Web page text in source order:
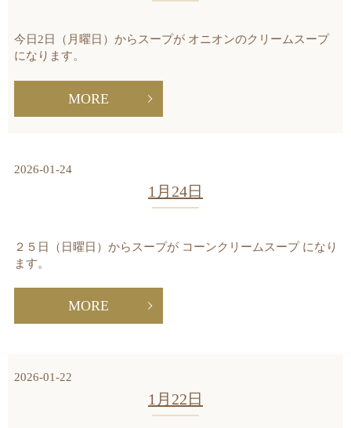
今日2日（月曜日）からスープが オニオンのクリームスープ
になります。
MORE
2026-01-24
1月24日
２５日（日曜日）からスープが コーンクリームスープ になり
ます。
MORE
2026-01-22
1月22日